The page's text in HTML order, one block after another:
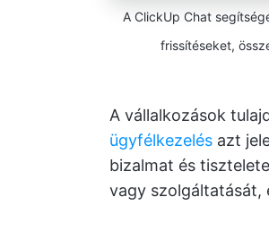
A ClickUp Chat
frissítéseket,
A vállalkozások
ügyfélkezelés azt
bizalmat és
vagy szolgáltatását,